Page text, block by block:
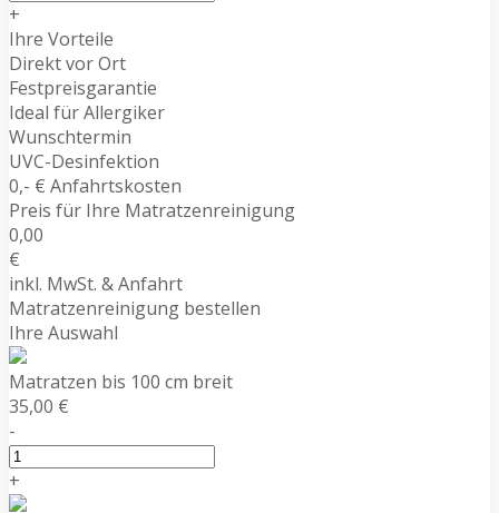
+
Ihre Vorteile
Direkt vor Ort
Festpreisgarantie
Ideal für Allergiker
Wunschtermin
UVC-Desinfektion
0,- € Anfahrtskosten
Preis für Ihre Matratzenreinigung
0,00
€
inkl. MwSt. & Anfahrt
Matratzenreinigung bestellen
Ihre Auswahl
Matratzen bis 100 cm breit
35,00 €
-
+